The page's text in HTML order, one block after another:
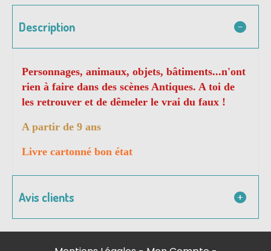
Description
Personnages, animaux, objets, bâtiments...n'ont
rien à faire dans des scènes Antiques. A toi de
les retrouver et de dêmeler le vrai du faux !
A partir de 9 ans
Livre cartonné bon état
Avis clients